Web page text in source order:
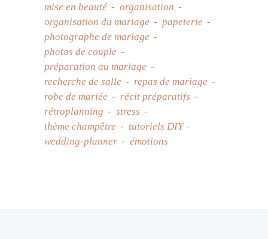
mise en beauté
organisation
organisation du mariage
papeterie
photographe de mariage
photos de couple
préparation au mariage
recherche de salle
repas de mariage
robe de mariée
récit préparatifs
rétroplanning
stress
thème champêtre
tutoriels DIY
wedding-planner
émotions